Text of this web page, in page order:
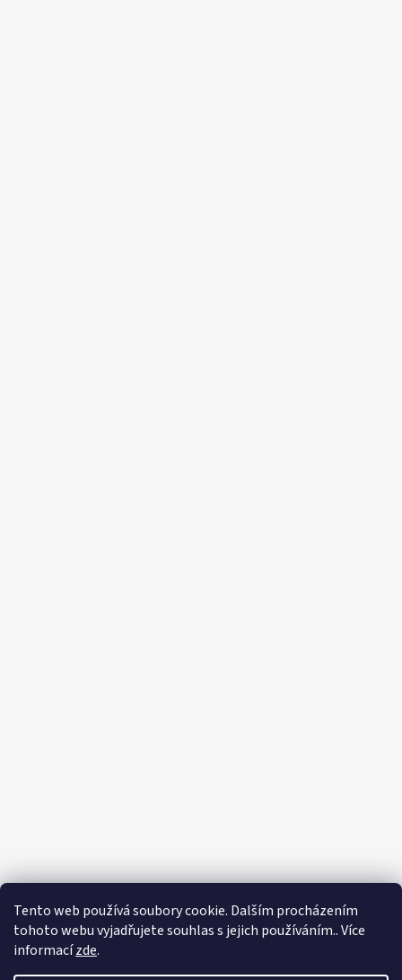
Tento web používá soubory cookie. Dalším procházením
tohoto webu vyjadřujete souhlas s jejich používáním.. Více
informacízde.